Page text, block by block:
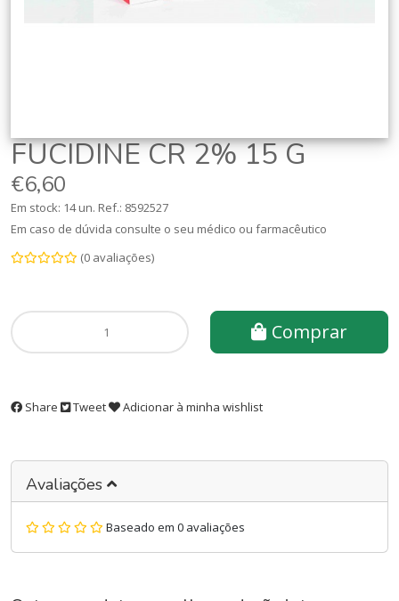
FUCIDINE CR 2% 15 G
€6,60
Em stock: 14 un. Ref.: 8592527
Em caso de dúvida consulte o seu médico ou farmacêutico
(0 avaliações)
Comprar
Share Tweet Adicionar à minha wishlist
Avaliações
Baseado em 0 avaliações